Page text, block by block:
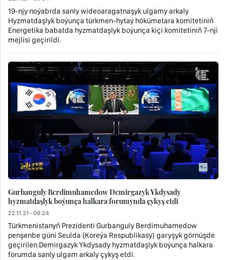
19-njy noýabrda sanly wideoaragatnaşyk ulgamy arkaly
Hyzmatdaşlyk boýunça türkmen-hytaý hökümetara komitetiniň
Energetika babatda hyzmatdaşlyk boýunça kiçi komitetiniň 7-nji
mejlisi geçirildi.
Gurbanguly Berdimuhamedow Demirgazyk Ykdysady
hyzmatdaşlyk boýunça halkara forumynda çykyş etdi
22.11.21 - 09:24
Türkmenistanyň Prezidenti Gurbanguly Berdimuhamedow
penşenbe güni Seulda (Koreýa Respublikasy) garyşyk görnüşde
geçirilen Demirgazyk Ykdysady hyzmatdaşlyk boýunça halkara
forumda sanly ulgam arkaly çykyş etdi.